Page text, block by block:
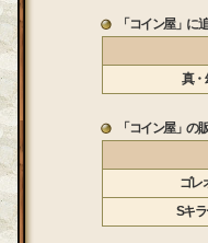
「コイン屋」に
真・
「コイン屋」の
ゴレ
Sキ